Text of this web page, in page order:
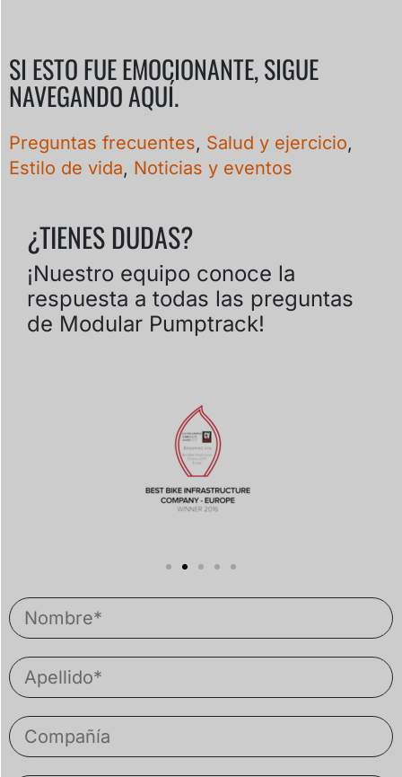
SI ESTO FUE EMOCIONANTE, SIGUE
NAVEGANDO AQUÍ.
Preguntas frecuentes, Salud y ejercicio,
Estilo de vida, Noticias y eventos
¿TIENES DUDAS?
¡Nuestro equipo conoce la
respuesta a todas las preguntas
de Modular Pumptrack!